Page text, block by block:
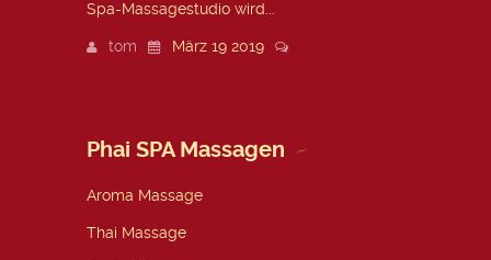
Spa-Massagestudio wird...
tom März 19 2019
Phai SPA Massagen
Aroma Massage
Thai Massage